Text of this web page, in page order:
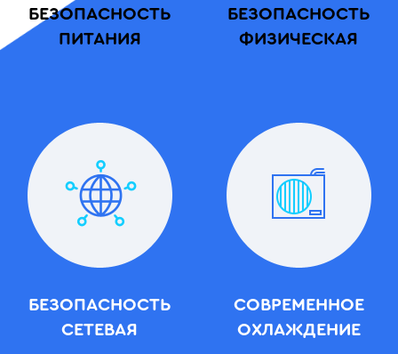
БЕЗОПАСНОСТЬ
ПИТАНИЯ
БЕЗОПАСНОСТЬ
СЕТЕВАЯ
БЕЗОПАСНОСТЬ
ФИЗИЧЕСКАЯ
СОВРЕМЕННОЕ
ОХЛАЖДЕНИЕ